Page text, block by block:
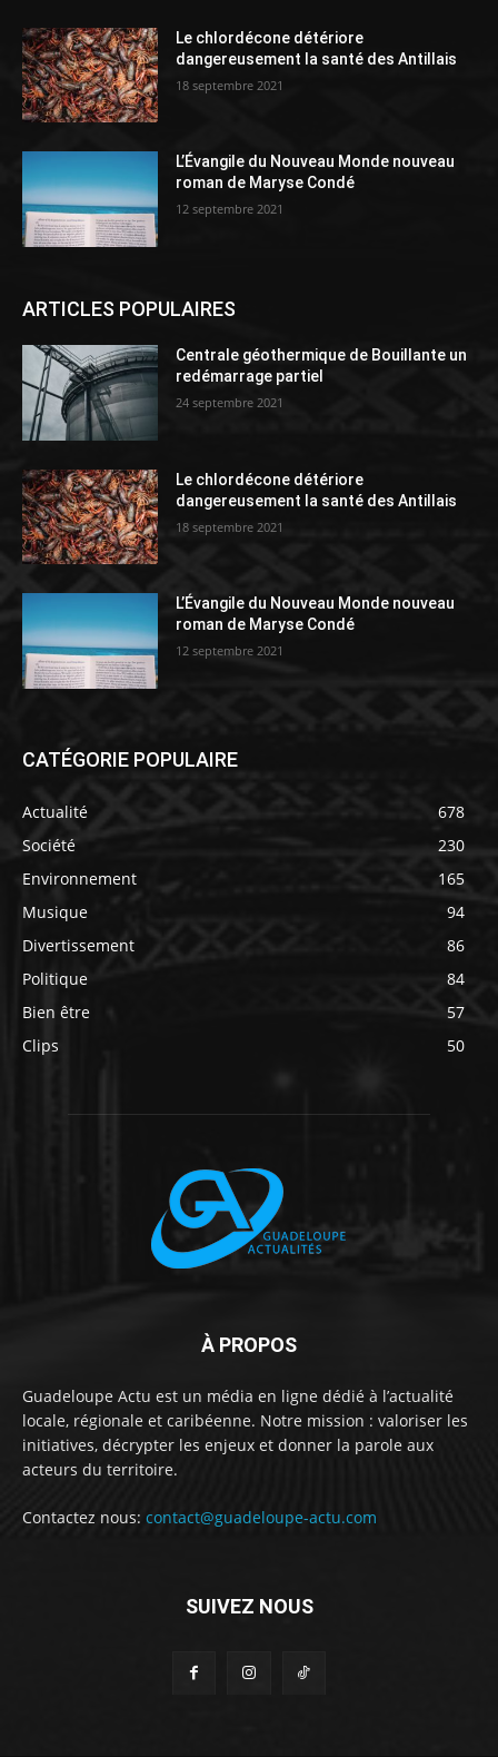
Le chlordécone détériore
dangereusement la santé des Antillais
18 septembre 2021
L’Évangile du Nouveau Monde nouveau
roman de Maryse Condé
12 septembre 2021
ARTICLES POPULAIRES
Centrale géothermique de Bouillante un
redémarrage partiel
24 septembre 2021
Le chlordécone détériore
dangereusement la santé des Antillais
18 septembre 2021
L’Évangile du Nouveau Monde nouveau
roman de Maryse Condé
12 septembre 2021
CATÉGORIE POPULAIRE
Actualité
678
Société
230
Environnement
165
Musique
94
Divertissement
86
Politique
84
Bien être
57
Clips
50
À PROPOS
Guadeloupe Actu est un média en ligne dédié à l’actualité
locale, régionale et caribéenne. Notre mission : valoriser les
initiatives, décrypter les enjeux et donner la parole aux
acteurs du territoire.
Contactez nous: contact@guadeloupe-actu.com
SUIVEZ NOUS